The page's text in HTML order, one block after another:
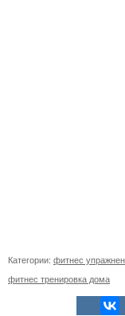
Категории: фитнес
фитнес тренировка дома